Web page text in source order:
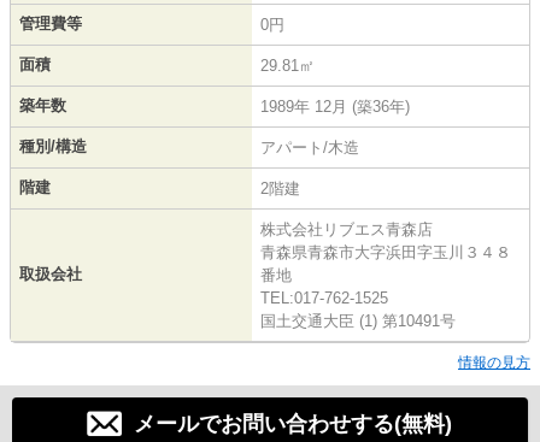
管理費等 0円
面積 29.81㎡
築年数 1989年 12月 (築36年)
種別/構造 アパート/木造
階建 2階建
取扱会社
株式会社リブエス青森店
青森県青森市大字浜田字玉川３４８
番地
TEL:017-762-1525
国土交通大臣 (1) 第10491号
情報の見方
メールでお問い合わせする(無料)